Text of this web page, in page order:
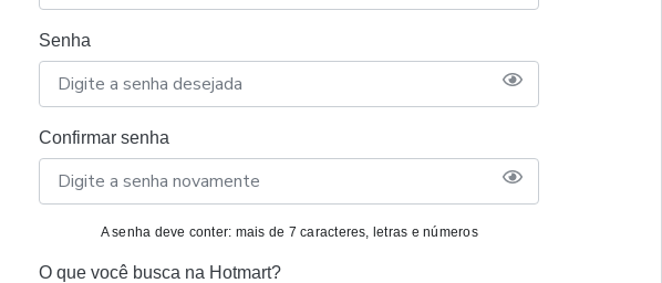
Senha
Confirmar senha
A senha deve conter: mais de 7 caracteres, letras e números
O que você busca na Hotmart?